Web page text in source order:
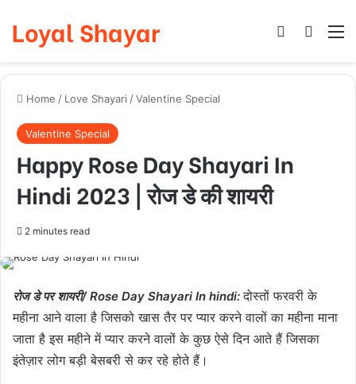
Loyal Shayar Log In
Home / Love Shayari /Valentine Special
Valentine Special
Happy Rose Day Shayari In
Hindi 2023 | रोज डे की शायरी
2 minutes read
रोज डे पर शायरी/ Rose Day Shayari In hindi:दोस्तों फरवरी के
महीना आने वाला है जिसको खास तैर पर प्यार करने वालों का महीना माना
जाता है इस महीने में प्यार करने वालों के कुछ ऐसे दिन आते हैं जिसका
इंतेज़ार लोग बड़ी बेसबरी से कर रहे होते हैं।